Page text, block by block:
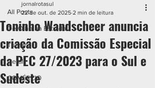
All Posts
De Olho na Estrada
Turismo
Geral
COMÉRCIO
Toninho Wandscheer anuncia
criação da Comissão Especial
da PEC 27/2023 para o Sul e
Sudeste
jornalrotasul
22 de out. de 2025 2 min de leitura